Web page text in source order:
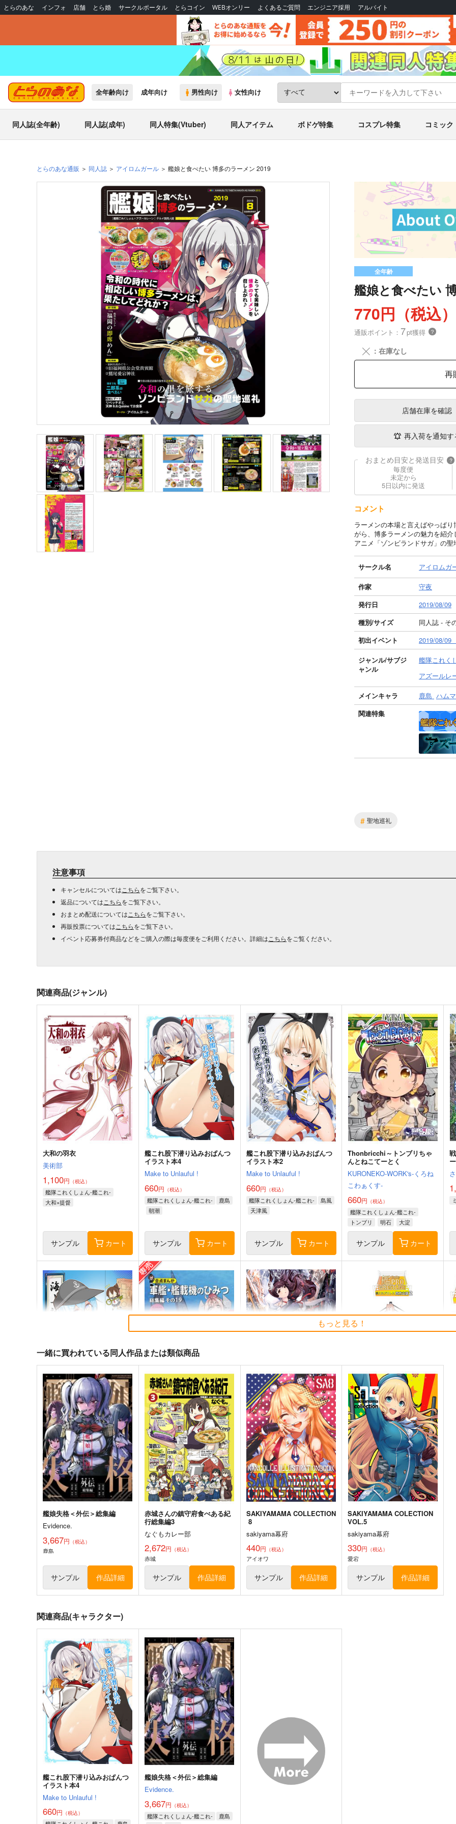
とらのあな インフォ 店舗 とら婚 サークルポータル とらコイン WEBオンリー よくあるご質問 エンジニア採用 アルバイト
全年齢向け 成年向け 男性向け 女性向け
同人誌(全年齢) 同人誌(成年) 同人特集(Vtuber) 同人アイテム ボドゲ特集 コスプレ特集 コミッ
とらのあな通販 同人誌 アイロムガール 艦娘と食べたい 博多のラーメン 2019
全年齢
艦娘と食べたい
770円（税込）
通販ポイント： 7pt獲得 ？
╳ ：在庫なし
再
店舗在庫を確認
再入荷を通知す
おまとめ目安と発送目安 ?
毎度便
未定から
5日以内に発送
コメント
ラーメンの本場と言えばやっぱ
がら、博多ラーメンの魅力を紹
アニメ「ゾンビランドサガ」の
サークル名 アイロムガ
作家
守夜
発行日
2019/08/09
種別/サイズ
同人誌 - そ
初出イベント
2019/08/09
ジャンル/サブジ
ャンル
艦隊これく
アズールレ
メインキャラ 鹿島 ハム
関連特集
# 聖地巡礼
注意事項
キャンセルについては こちらをご覧下さい。
返品については こちらをご覧下さい。
おまとめ配送については こちらをご覧下さい。
再販投票については こちらをご覧下さい。
イベント応募券付商品などをご購入の際は毎度便をご利用ください。詳細は こちらをご覧ください。
関連商品(ジャンル)
大和の羽衣
美術部
1,100円 （税込）
艦隊これくしょん-艦これ-
大和×提督
サンプル カート
艦これ股下潜り込みおぱんつ
イラスト本4
Make to Unlauful !
660円 （税込）
艦隊これくしょん-艦これ-
鹿島
朝潮
サンプル カート
艦これ股下潜り込みおぱんつ
イラスト本2
Make to Unlauful !
660円 （税込）
艦隊これくしょん-艦これ-
島風
天津風
サンプル カート
Thonbricchi～トンブリちゃ
んとねこてーとく
KURONEKO-WORK's-くろね
こわぁくす-
660円 （税込）
艦隊これくしょん-艦これ-
トンブリ
明石 大淀
サンプル カート
ゲームマスター響～リアル脱
出ゲーム編～
さといも牧場
787円（税込）
艦隊これくしょん-艦これ-
響
第六駆逐隊
サンプル カート
軍艦・艦載機のひみつ 総集編
その19
EINSATZ GRUPPE ＆
MANITOU
専売 1,100円（税込）
艦隊これくしょん-艦これ-
サンプル カート
気高き者達の碑
帝國交響楽団
1,870円（税込）
艦隊これくしょん-艦これ-
赤城
加賀
飛龍
サンプル カート
艦これプロレス 四方山話２
Mystic Lab
660円 （税込）
艦隊これくしょん-艦これ-
暁
空母ヲ級
サンプル カート
妙齢型重巡伝 残念だよ!!足柄
さん(48)
HYPER BRAND
880円（税込）
艦隊これくしょん-艦これ- 足柄
サンプル カート
ボクカワウソ戦隊ビックセブ
ン
Mystic Lab
660円（税込）
艦隊これくしょん-艦これ-
ボクカワウソ
長門 コロラド
サンプル カート サンプル カート
もっと見る！
一緒に買われている同人作品または類似商品
艦娘失格＜外伝＞総集編
Evidence.
3,667円 （税込）
鹿島
サンプル 作品詳細
赤城さんの鎮守府食べある紀
行総集編3
なぐもカレー部
2,672円 （税込）
赤城
サンプル 作品詳細
SAKIYAMAMA COLLECTION
8
sakiyama幕府
440円 （税込）
アイオワ
サンプル 作品詳細
SAKIYAMAMA COLECTION
VOL.5
sakiyama幕府
330円 （税込）
愛宕
サンプル 作品詳細
関連商品(キャラクター)
艦これ股下潜り込みおぱんつ
イラスト本4
Make to Unlauful !
660円 （税込）
艦娘失格＜外伝＞総集編
Evidence.
3,667円 （税込）
艦隊これくしょん-艦これ-
鹿島